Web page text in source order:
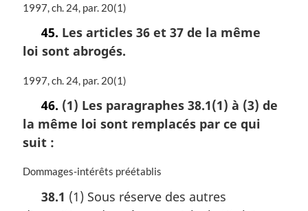
i
l
:
N
e
a
i
l
1997, ch. 24, par. 20(1)
45. Les articles 36 et 37 de la même
loi sont abrogés.
N
e
m
r
1997, ch. 24, par. 20(1)
46. (1) Les paragraphes 38.1(1) à (3) de
la même loi sont remplacés par ce qui
suit :
N
Dommages-intérêts préétablis
38.1 (1) Sous réserve des autres